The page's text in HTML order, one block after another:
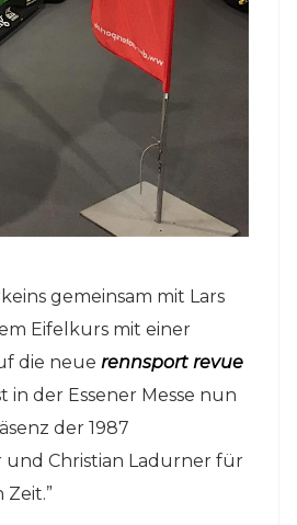
gemeinsam mit Lars
Eifelkurs mit einer
die neue rennsport revue
in der Essener Messe nun
der 1987
und Christian Ladurner für